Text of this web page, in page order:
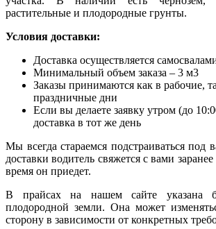
растительные и плодородные грунты.
Условия доставки:
Доставка осуществляется
Минимальный объем заказа – 3 м3
Заказы принимаются как в рабочие,
праздничные дни
Если вы делаете заявку утром (до
доставка в тот же день
Мы всегда стараемся подстраиваться под
доставки водитель свяжется с вами
время он приедет.
В прайсах на нашем сайте указана
плодородной земли. Она может
сторону в зависимости от конкретных